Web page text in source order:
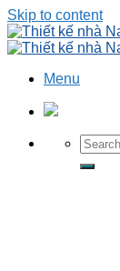
Skip to content
Menu